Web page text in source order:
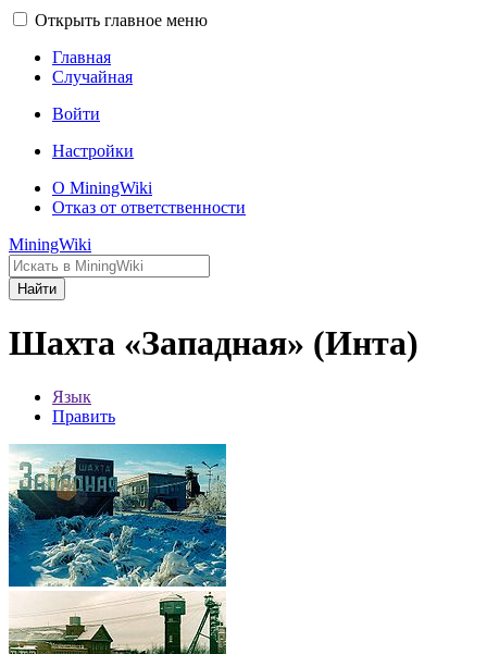
Открыть главное меню
Главная
Случайная
Войти
Настройки
О MiningWiki
Отказ от ответственности
MiningWiki
Найти
Шахта «Западная» (Инта)
Язык
Править